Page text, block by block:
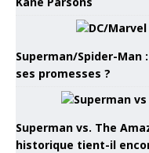
Superman/Spider-
ses promesses ?
Superman vs. The
historique tient-il